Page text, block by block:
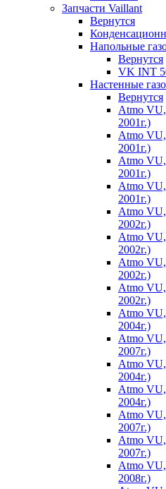
Запчасти Vaillant
Вернутся
Напольные
Вернутся
VK INT
Настенные
Вернутся
Atmo
2001г.)
Atmo
2001г.)
Atmo
2001г.)
Atmo
2001г.)
Atmo
2002г.)
Atmo
2002г.)
Atmo
2002г.)
Atmo
2002г.)
Atmo
2004г.)
Atmo
2007г.)
Atmo
2004г.)
Atmo
2004г.)
Atmo
2007г.)
Atmo
2007г.)
Atmo
2008г.)